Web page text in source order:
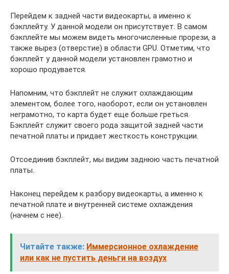
Перейдем к задней части видеокарты, а именно к
бэкплейту. У данной модели он присутствует. В самом
бэкплейте мы можем видеть многочисленные прорези, а
также вырез (отверстие) в области GPU. Отметим, что
бэкплейт у данной модели установлен грамотно и
хорошо продувается.
Напомним, что бэкплейт не служит охлаждающим
элементом, более того, наоборот, если он установлен
неграмотно, то карта будет еще больше греться.
Бэкплейт служит своего рода защитой задней части
печатной платы и придает жесткость конструкции.
Отсоединив бэкплейт, мы видим заднюю часть печатной
платы.
Наконец перейдем к разбору видеокарты, а именно к
печатной плате и внутренней системе охлаждения
(начнем с нее).
Читайте также: Иммерсионное охлаждение
или как не пустить деньги на воздух